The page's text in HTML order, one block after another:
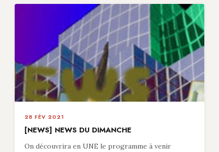
28 FÉV 2021
[NEWS] NEWS DU DIMANCHE
On découvrira en UNE le programme à venir